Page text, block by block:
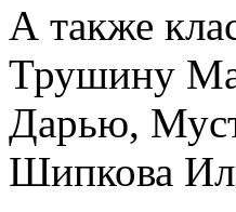
А также
Трушину
Дарью,
Шипкова